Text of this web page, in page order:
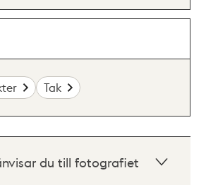
Tak
du till fotografiet